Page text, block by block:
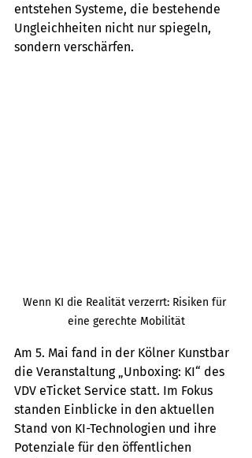
entstehen Systeme, die bestehende
Ungleichheiten nicht nur spiegeln,
sondern verschärfen.
Wenn KI die Realität verzerrt: Risiken für
eine gerechte Mobilität
Am 5. Mai fand in der Kölner Kunstbar
die Veranstaltung „Unboxing: KI“ des
VDV eTicket Service statt. Im Fokus
standen Einblicke in den aktuellen
Stand von KI-Technologien und ihre
Potenziale für den öffentlichen